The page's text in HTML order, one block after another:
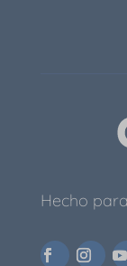
Hecho